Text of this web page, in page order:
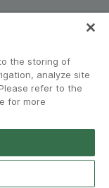
the storing of
analyze site
refer to the
for more